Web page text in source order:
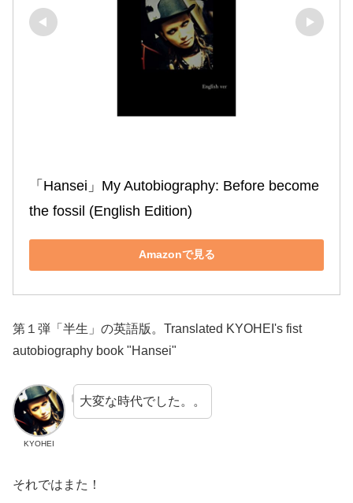
「Hansei」My Autobiography: Before become
the fossil (English Edition)
Amazonで見る
第１弾「半生」の英語版。Translated KYOHEI's fist
autobiography book "Hansei"
KYOHEI
大変な時代でした。。
それではまた！